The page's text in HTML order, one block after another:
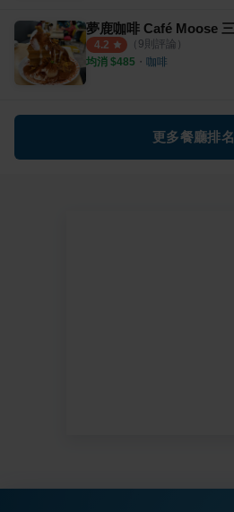
4.2 （ 9則評論）
均消 $485 ・ 咖啡
更多餐廳排名